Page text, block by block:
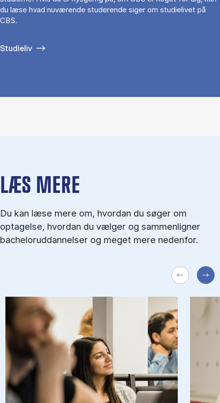
du læse hvad nuværende studerende siger om studielivet på
CBS.
Studieliv
LÆS MERE
Du kan læse mere om, hvordan du søger om
optagelse, hvordan du vælger og sammenligner
bacheloruddannelser og meget mere nedenfor.